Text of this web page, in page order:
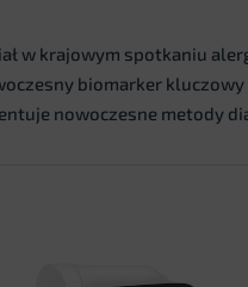
w krajowym spotkaniu
biomarker
nowoczesne metody